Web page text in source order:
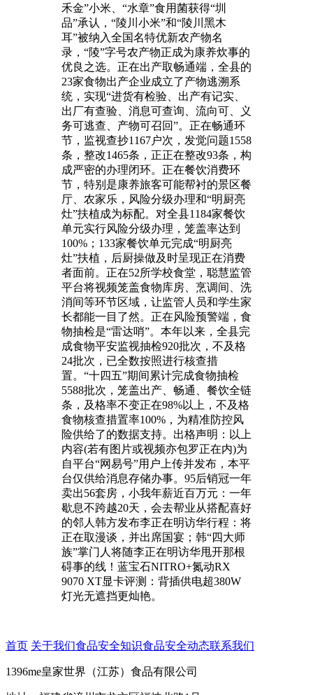
禾金”小米、“水章”食用菌获得“圳
品”承认，“陵川小米”和“陵川黑木
耳”被纳入全国名特优新农产物名
录，“陵”字号农产物正成为康养炊事的
优良之选。正在出产取畅通端，全县的
23家食物出产企业成立了产物逃溯系
统，实现“进货有检验、出产有记实、
出厂有查验、消息可查询、流向可、义
务可逃查、产物可召回”。正在畅通环
节，监视查抄1167户次，发觉问题1558
条，整改1465条，正正在整改93条，构
成严密的办理闭环。正在餐饮消费环
节，特别是康养旅客可能帮衬的景区餐
厅、农家乐，风险分级办理和“明厨亮
灶”扶植成为标配。对全县1184家餐饮
单元实行风险分级办理，笼盖率达到
100%；133家餐饮单元完成“明厨亮
灶”扶植，后厨操做及时呈现正在消费
者面前。正在52所学校食堂，聪慧监管
平台将视频笼盖食物库房、烹调间、洗
消间等环节区域，让监管人员和学生家
长都能一目了然。正在风险预警端，食
物抽检是“雷达哨”。本年以来，全县完
成食物平安监视抽检920批次，不及格
24批次，已全数按照进行核查措
置。“十四五”期间累计完成食物抽检
5588批次，笼盖出产、畅通、餐饮全链
条，及格率不变正在98%以上，不及格
食物核查措置率100%，为精准防控风
险供给了的数据支持。出格声明：以上
内容(若有图片或视频亦包罗正在内)为
自平台“网易号”用户上传并发布，本平
台仅供给消息存储办事。95后销冠一年
卖出56套房，小我年薪近百万元：一年
歇息不跨越20天，会去帮业从搭配喜好
的邻人韩方发布李正在明访华行程：将
正在取漫谈，并出席国宴；韩“四大师
族”掌门人将随李正在明访华甩开那根
碍事的线！蓝宝石NITRO+氮动RX
9070 XT显卡评测：背插供电超380W
灯光无遮挡更灿艳。
首页 关于我们食品安全知识食品安全动态联系我们
1396me皇家世界（江苏）食品有限公司